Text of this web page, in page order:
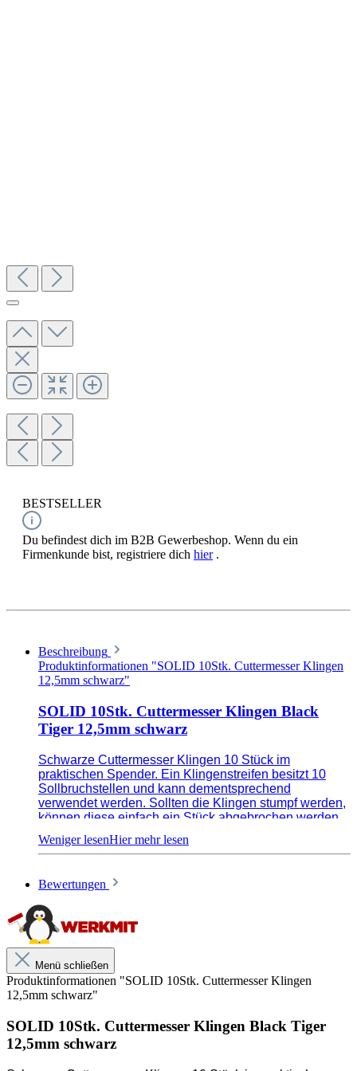
BESTSELLER
Du befindest dich im B2B Gewerbeshop. Wenn du ein
Firmenkunde bist, registriere dich hier.
Beschreibung
Produktinformationen "SOLID 10Stk. Cuttermesser Klingen
12,5mm schwarz"
SOLID 10Stk. Cuttermesser Klingen Black
Tiger 12,5mm schwarz
Schwarze Cuttermesser Klingen 10 Stück im
praktischen Spender. Ein Klingenstreifen besitzt 10
Sollbruchstellen und kann dementsprechend
verwendet werden. Sollten die Klingen stumpf werden,
können diese einfach ein Stück abgebrochen werden
neueste Schleiftechnik sowie optimale
besondere an den schwarzen Klingen ist die sehr hohe
Anfangsschärfe und die lange Standzeit der Klinge.
Wie werden schon beim ersten Schnitt merken, wie
schaft die Klinge ist. Durch den hohen Kohlenstoffanteil
bleibt die schwarze Black Tiger Klinge länger scharf als
einfache Stahlklingen. Klingenstärke 0,2mm daher
extrem flexibel.
Bewertungen
Menü schließen
Produktinformationen "SOLID 10Stk. Cuttermesser Klingen
12,5mm schwarz"
SOLID 10Stk. Cuttermesser Klingen Black Tiger
12,5mm schwarz